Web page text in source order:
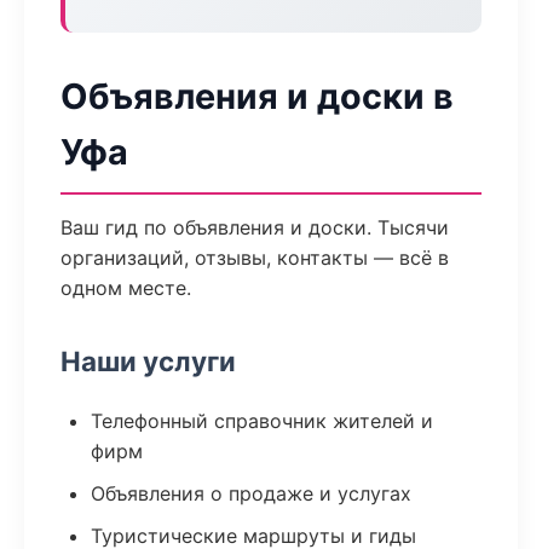
Объявления и доски в
Уфа
Ваш гид по объявления и доски. Тысячи
организаций, отзывы, контакты — всё в
одном месте.
Наши услуги
Телефонный справочник жителей и
фирм
Объявления о продаже и услугах
Туристические маршруты и гиды